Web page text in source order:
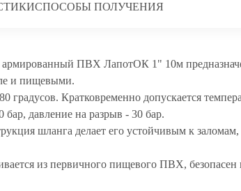
СПОСОБЫ ПОЛУЧЕНИЯ
ПВХ ЛапотОК 1" 10м
и пищевыми.
градусов. Кратковременно допускается
бар, давление на разрыв - 30 бар.
шланга делает его устойчивым к
из первичного пищевого ПВХ,